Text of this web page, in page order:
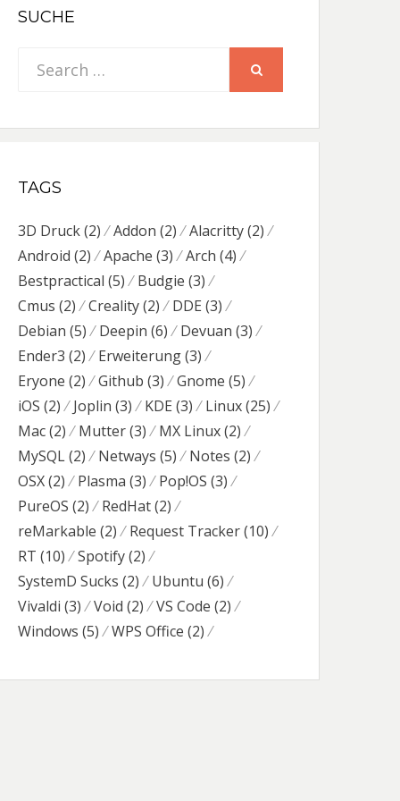
SUCHE
Search
TAGS
3D Druck(2) Addon (2) Alacritty(2)
Android (2) Apache (3) Arch (4)
Bestpractical (5) Budgie (3)
Cmus (2) Creality(2) DDE (3)
Debian (5) Deepin (6) Devuan (3)
Ender3 (2) Erweiterung(3)
Eryone (2) Github (3) Gnome (5)
iOS (2) Joplin (3) KDE (3) Linux(25)
Mac(2) Mutter(3) MX Linux(2)
MySQL(2) Netways (5) Notes (2)
OSX(2) Plasma (3) Pop!OS (3)
PureOS (2) RedHat(2)
reMarkable (2) Request Tracker(10)
RT (10) Spotify(2)
SystemD Sucks (2) Ubuntu (6)
Vivaldi (3) Void (2) VS Code (2)
Windows (5) WPS Office (2)